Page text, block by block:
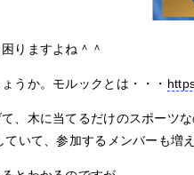
りますよね＾＾
うか。モルックとは・・・
、木に当てるだけのスポーツ
いて、参加するメンバーも増え